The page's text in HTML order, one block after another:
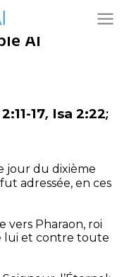
AI
17, Isa 2:22;
jour du dixième
adressée, en ces
vers Pharaon, roi
lui et contre toute